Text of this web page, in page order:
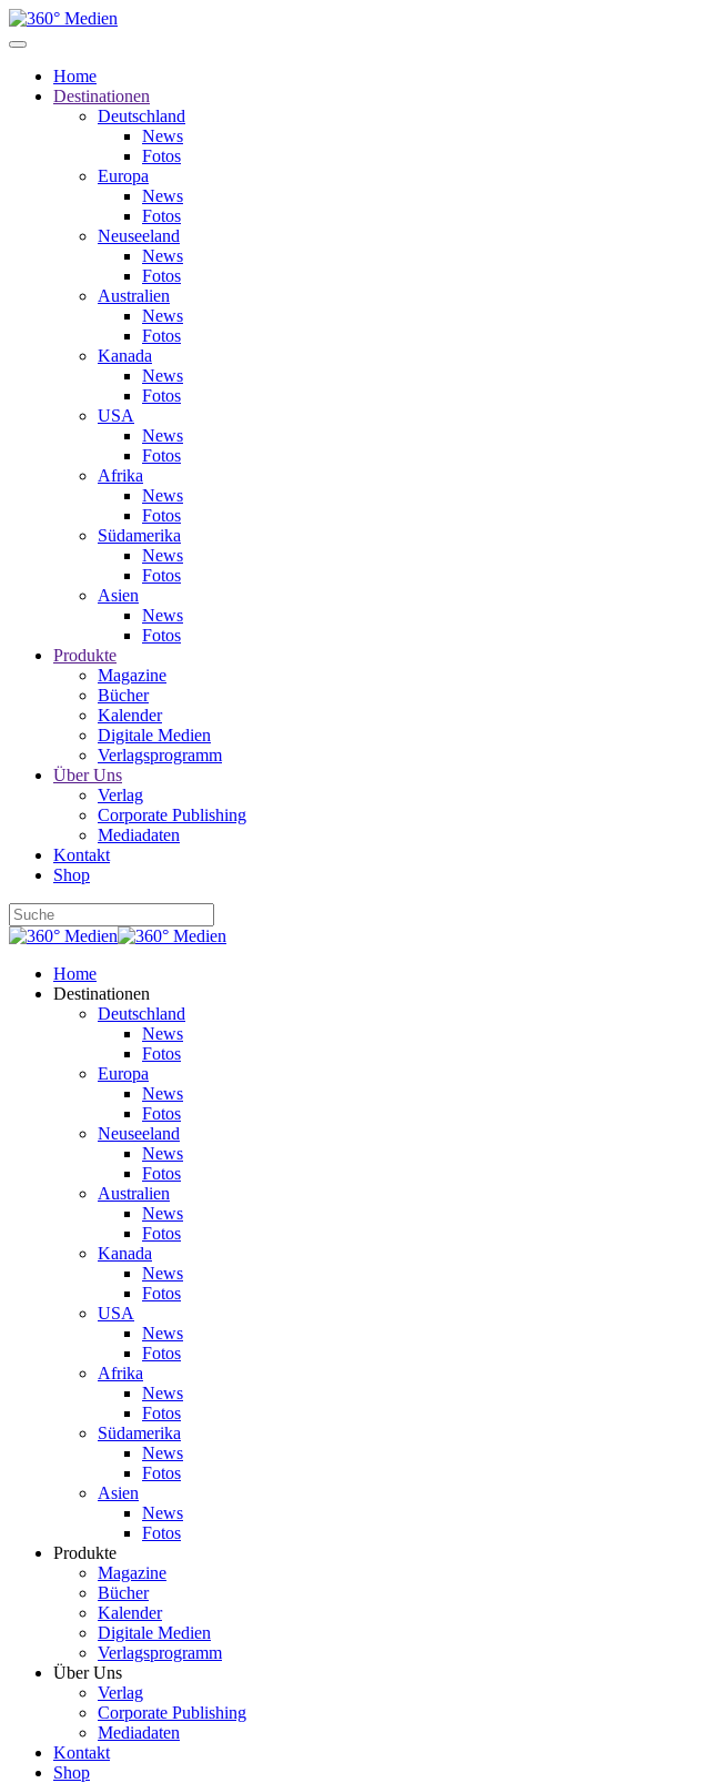
Home
Destinationen
Deutschland
News
Fotos
Europa
News
Fotos
Neuseeland
News
Fotos
Australien
News
Fotos
Kanada
News
Fotos
USA
News
Fotos
Afrika
News
Fotos
Südamerika
News
Fotos
Asien
News
Fotos
Produkte
Magazine
Bücher
Kalender
Digitale Medien
Verlagsprogramm
Über Uns
Verlag
Corporate Publishing
Mediadaten
Kontakt
Shop
Home
Destinationen
Deutschland
News
Fotos
Europa
News
Fotos
Neuseeland
News
Fotos
Australien
News
Fotos
Kanada
News
Fotos
USA
News
Fotos
Afrika
News
Fotos
Südamerika
News
Fotos
Asien
News
Fotos
Produkte
Magazine
Bücher
Kalender
Digitale Medien
Verlagsprogramm
Über Uns
Verlag
Corporate Publishing
Mediadaten
Kontakt
Shop